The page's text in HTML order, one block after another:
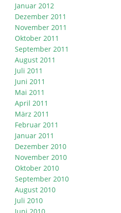
Januar 2012
Dezember 2011
November 2011
Oktober 2011
September 2011
August 2011
Juli 2011
Juni 2011
Mai 2011
April 2011
März 2011
Februar 2011
Januar 2011
Dezember 2010
November 2010
Oktober 2010
September 2010
August 2010
Juli 2010